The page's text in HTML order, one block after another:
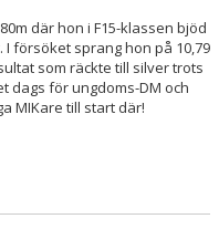
där hon i F15-klassen bjöd
försöket sprang hon på 10,79
som räckte till silver trots
dags för ungdoms-DM och
MIKare till start där!